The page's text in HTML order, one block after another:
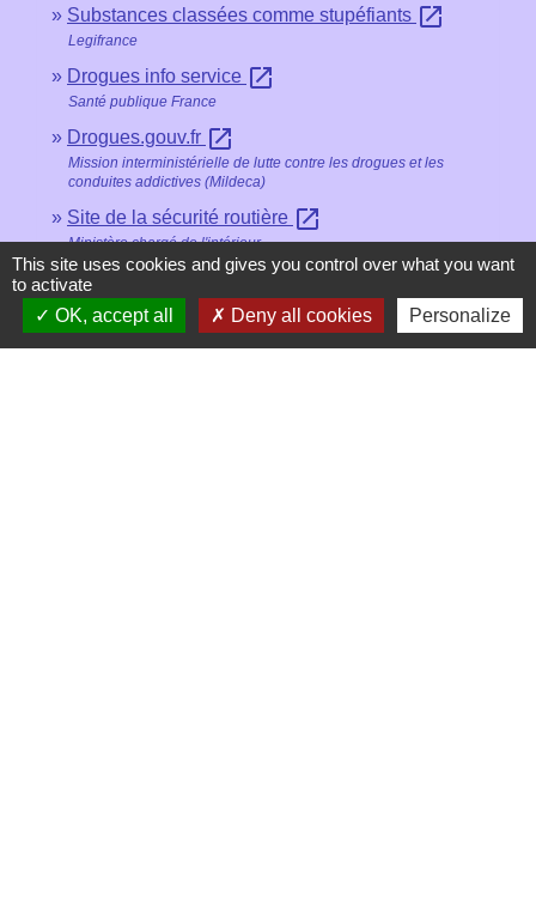
Substances classées comme stupéfiants open_in_new
Legifrance
Drogues info service open_in_new
Santé publique France
Drogues.gouv.fr open_in_new
Mission interministérielle de lutte contre les drogues et les
conduites addictives (Mildeca)
Site de la sécurité routière open_in_new
Ministère chargé de l'intérieur
Signaler une erreur sur cette page
This site uses cookies and gives you control over what you want
to activate
OK, accept all
Deny all cookies Personalize